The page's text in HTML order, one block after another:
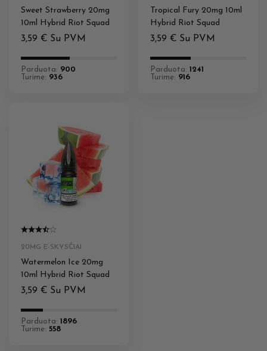
Sweet Strawberry 20mg
10ml Hybrid Riot Squad
3,59 € Su PVM
Parduota: 900
Turime: 936
Tropical Fury 20mg 10ml
Hybrid Riot Squad
3,59 € Su PVM
Parduota: 1241
Turime: 916
20MG E-SKYSČIAI
Watermelon Ice 20mg
10ml Hybrid Riot Squad
3,59 € Su PVM
Parduota: 1896
Turime: 558